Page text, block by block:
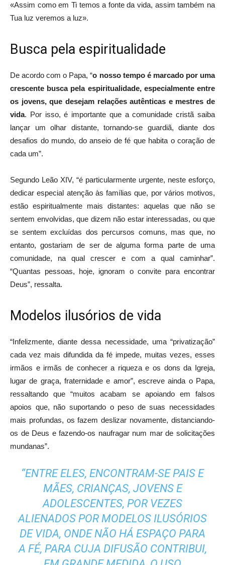
«Assim como em Ti temos a fonte da vida, assim também na
Tua luz veremos a luz».
Busca pela espiritualidade
De acordo com o Papa, “o nosso tempo é marcado por uma
crescente busca pela espiritualidade, especialmente entre
os jovens, que desejam relações autênticas e mestres de
vida. Por isso, é importante que a comunidade cristã saiba
lançar um olhar distante, tornando-se guardiã, diante dos
desafios do mundo, do anseio de fé que habita o coração de
cada um”.
Segundo Leão XIV, “é particularmente urgente, neste esforço,
dedicar especial atenção às famílias que, por vários motivos,
estão espiritualmente mais distantes: aquelas que não se
sentem envolvidas, que dizem não estar interessadas, ou que
se sentem excluídas dos percursos comuns, mas que, no
entanto, gostariam de ser de alguma forma parte de uma
comunidade, na qual crescer e com a qual caminhar”.
“Quantas pessoas, hoje, ignoram o convite para encontrar
Deus”, ressalta.
Modelos ilusórios de vida
“Infelizmente, diante dessa necessidade, uma “privatização”
cada vez mais difundida da fé impede, muitas vezes, esses
irmãos e irmãs de conhecer a riqueza e os dons da Igreja,
lugar de graça, fraternidade e amor”, escreve ainda o Papa,
ressaltando que “muitos acabam se apoiando em falsos
apoios que, não suportando o peso de suas necessidades
mais profundas, os fazem deslizar novamente, distanciando-
os de Deus e fazendo-os naufragar num mar de solicitações
mundanas”.
“ENTRE ELES, ENCONTRAM-SE PAIS E
MÃES, CRIANÇAS, JOVENS E
ADOLESCENTES, POR VEZES
ALIENADOS POR MODELOS ILUSÓRIOS
DE VIDA, ONDE NÃO HÁ ESPAÇO PARA
A FÉ, PARA CUJA DIFUSÃO CONTRIBUI,